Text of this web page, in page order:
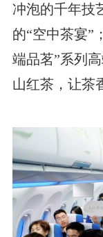
冲泡的千年技
的“空中茶宴”
端品茗”系列
山红茶，让茶